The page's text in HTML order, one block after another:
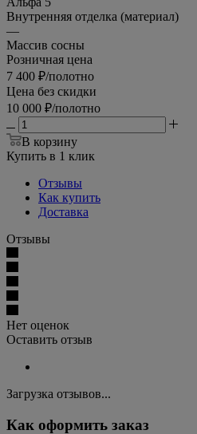
Внутренняя отделка (материал)
—
Массив сосны
Розничная цена
7 400 ₽/полотно
Цена без скидки
10 000 ₽/полотно
В корзину
Купить в 1 клик
Отзывы
Как купить
Доставка
Отзывы
Нет оценок
Оставить отзыв
Загрузка отзывов...
Как оформить заказ